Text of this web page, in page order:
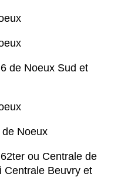
de Noeux Sud et
Noeux
ou Centrale de
Centrale Beuvry et